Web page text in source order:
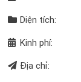
Diện tích:
Kinh phí:
Địa chỉ: